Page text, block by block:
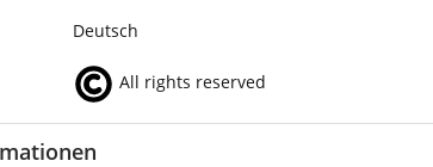
Deutsch
All rights reserved